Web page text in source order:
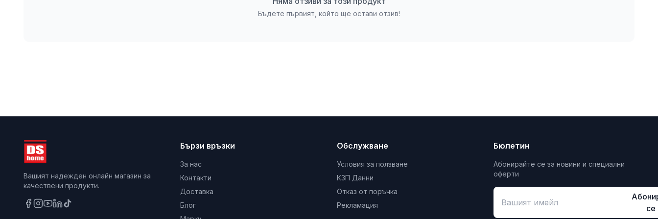
Бъдете първият, който ще остави отзив!
Вашият надежден онлайн магазин за
качествени продукти.
Бързи връзки
За нас
Контакти
Доставка
Блог
Обслужване
Условия за ползване
КЗП Данни
Отказ от поръчка
Рекламация
Бюлетин
Абонирайте се за новини и специални
оферти
се